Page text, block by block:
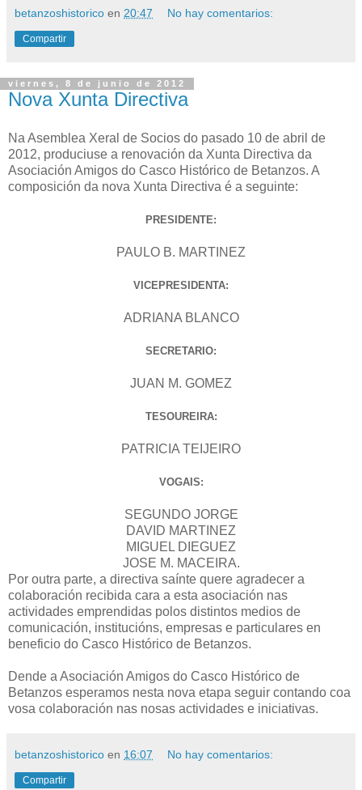
betanzoshistorico en 20:47 No hay comentarios:
Compartir
viernes, 8 de junio de 2012
Nova Xunta Directiva
Na Asemblea Xeral de Socios do pasado 10 de abril de
2012, produciuse a renovación da Xunta Directiva da
Asociación Amigos do Casco Histórico de Betanzos. A
composición da nova Xunta Directiva é a seguinte:
PRESIDENTE:
PAULO B. MARTINEZ
VICEPRESIDENTA:
ADRIANA BLANCO
SECRETARIO:
JUAN M. GOMEZ
TESOUREIRA:
PATRICIA TEIJEIRO
VOGAIS:
SEGUNDO JORGE
DAVID MARTINEZ
MIGUEL DIEGUEZ
JOSE M. MACEIRA.
Por outra parte, a directiva saínte quere agradecer a
colaboración recibida cara a esta asociación nas
actividades emprendidas polos distintos medios de
comunicación, institucións, empresas e particulares en
beneficio do Casco Histórico de Betanzos.
Dende a Asociación Amigos do Casco Histórico de
Betanzos esperamos nesta nova etapa seguir contando coa
vosa colaboración nas nosas actividades e iniciativas.
betanzoshistorico en 16:07 No hay comentarios:
Compartir